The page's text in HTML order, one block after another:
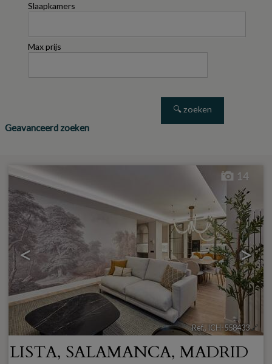
Slaapkamers
Max prijs
Geavanceerd zoeken
< >
14
Ref.. ICH-558433🔗
LISTA, SALAMANCA, MADRID